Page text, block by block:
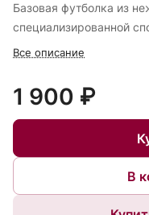
Базовая футболка из
специализированной
Все описание
1 900 ₽
В